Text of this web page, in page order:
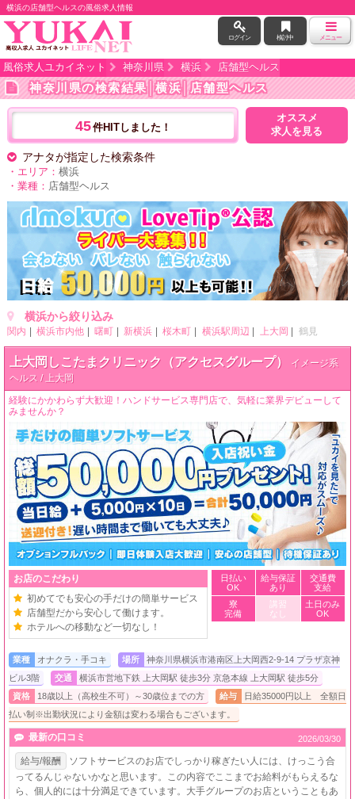
横浜の店舗型ヘルスの風俗求人情報
ログイン 検討中 メニュー
風俗求人ユカイネット 神奈川県 横浜 店舗型ヘルス
神奈川県の検索結果│横浜│店舗型ヘルス
45件HITしました！
オススメ
求人を見る
アナタが指定した検索条件
・エリア： 横浜
・業種： 店舗型ヘルス
横浜から絞り込み
関内 横浜市内他 曙町 新横浜 桜木町 横浜駅周辺 上大岡 鶴見
上大岡しこたまクリニック（アクセスグループ）
イメージ系
ヘルス / 上大岡
経験にかかわらず大歓迎！ハンドサービス専門店で、気軽に業界デビューして
みませんか？
お店のこだわり
初めてでも安心の手だけの簡単サービス
店舗型だから安心して働けます。
ホテルへの移動など一切なし！
日払い
OK
給与保証
あり
交通費
支給
寮
完備
講習
なし
土日のみ
OK
業種 オナクラ・手コキ 場所
神奈川県横浜市港南区上大岡西2-9-14 プラザ京神
ビル3階
交通
横浜市営地下鉄 上大岡駅 徒歩3分 京急本線 上大岡駅 徒歩5分
資格
18歳以上（高校生不可）～30歳位までの方 給与
日給35000円以上 全額日
払い制※出勤状況により金額は変わる場合もございます。
最新の口コミ 2026/03/30
給与/報酬
ソフトサービスのお店でしっかり稼ぎたい人には、けっこう合
ってるんじゃないかなと思います。この内容でここまでお給料がもらえるな
ら、個人的には十分満足できています。大手グループのお店ということもあ